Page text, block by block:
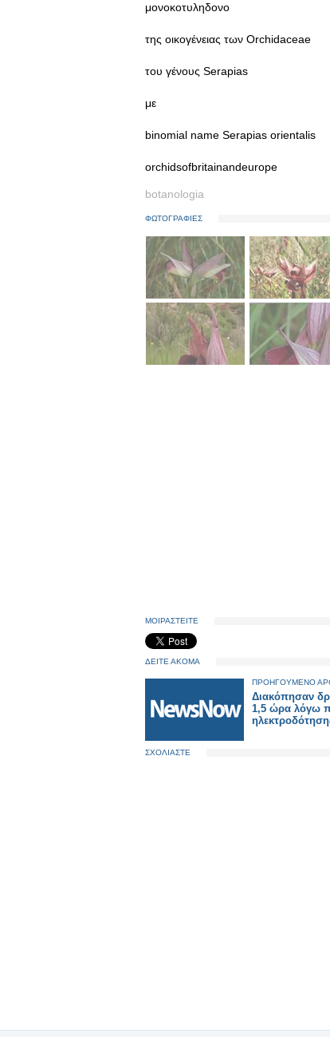
μονοκοτυληδονο
της οικογένειας των Orchidaceae
του γένους Serapias
με
binomial name Serapias orientalis
orchidsofbritainandeurope
botanologia
ΦΩΤΟΓΡΑΦΙΕΣ
ΜΟΙΡΑΣΤΕΙΤΕ
ΔΕΙΤΕ ΑΚΟΜΑ
ΠΡΟΗΓΟΥΜΕΝΟ
Διακόπησαν
1,5 ώρα λόγω
ΣΧΟΛΙΑΣΤΕ